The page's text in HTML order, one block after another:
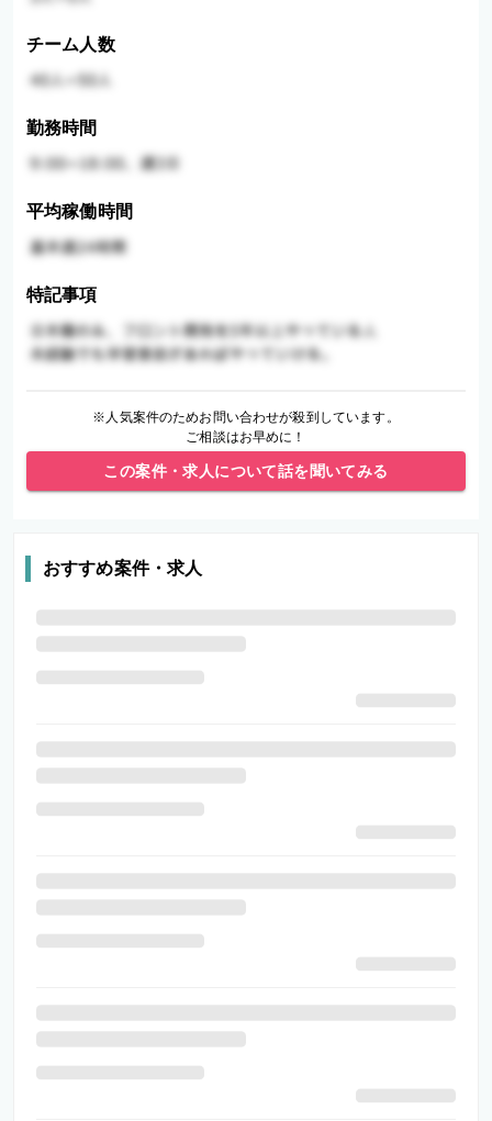
チーム人数
勤務時間
平均稼働時間
特記事項
※人気案件のためお問い合わせが殺到しています。
ご相談はお早めに！
この案件・求人について話を聞いてみる
おすすめ案件・求人